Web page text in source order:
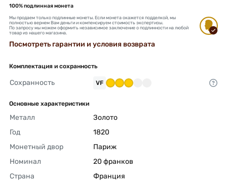
100% подлинная монета
Мы продаем только подлинные монеты. Если монета окажется подделкой, мы
полностью вернем Вам деньги и компенсируем стоимость экспертизы.
По запросу мы можем оформить независимое заключение о подлинности на любой
товар из нашего магазина.
Посмотреть гарантии и условия возврата
Комплектация и сохранность
Сохранность VF
Основные характеристики
Металл
Золото
Год
1820
Монетный двор
Париж
Номинал
20 франков
Страна
Франция